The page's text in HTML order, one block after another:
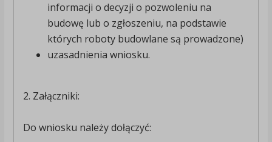
informacji o decyzji o pozwoleniu na
budowę lub o zgłoszeniu, na podstawie
których roboty budowlane są prowadzone)
uzasadnienia wniosku.
2. Załączniki:
Do wniosku należy dołączyć: